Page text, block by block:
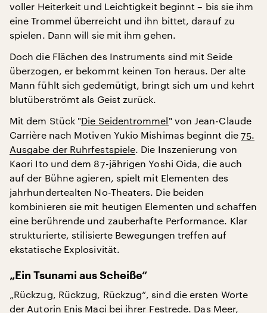
voller Heiterkeit und Leichtigkeit beginnt – bis sie ihm
eine Trommel überreicht und ihn bittet, darauf zu
spielen. Dann will sie mit ihm gehen.
Doch die Flächen des Instruments sind mit Seide
überzogen, er bekommt keinen Ton heraus. Der alte
Mann fühlt sich gedemütigt, bringt sich um und kehrt
blutüberströmt als Geist zurück.
Mit dem Stück "Die Seidentrommel" von Jean-Claude
Carrière nach Motiven Yukio Mishimas beginnt die 75.
Ausgabe der Ruhrfestspiele. Die Inszenierung von
Kaori Ito und dem 87-jährigen Yoshi Oida, die auch
auf der Bühne agieren, spielt mit Elementen des
jahrhundertealten No-Theaters. Die beiden
kombinieren sie mit heutigen Elementen und schaffen
eine berührende und zauberhafte Performance. Klar
strukturierte, stilisierte Bewegungen treffen auf
ekstatische Explosivität.
„Ein Tsunami aus Scheiße“
„Rückzug, Rückzug, Rückzug“, sind die ersten Worte
der Autorin Enis Maci bei ihrer Festrede. Das Meer,